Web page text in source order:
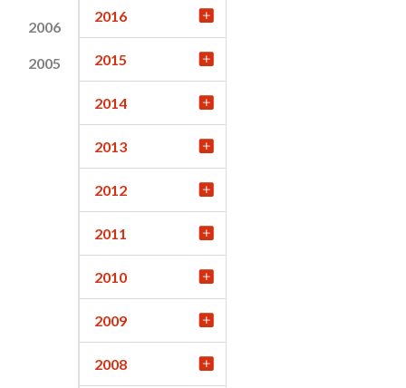
2006
2005
2016
2015
2014
2013
2012
2011
2010
2009
2008